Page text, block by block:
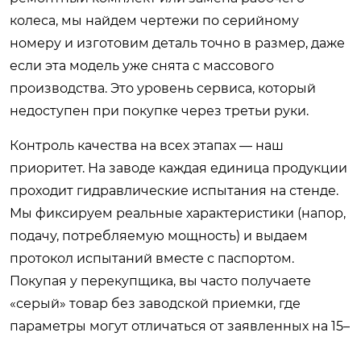
колеса, мы найдем чертежи по серийному
номеру и изготовим деталь точно в размер, даже
если эта модель уже снята с массового
производства. Это уровень сервиса, который
недоступен при покупке через третьи руки.
Контроль качества на всех этапах — наш
приоритет. На заводе каждая единица продукции
проходит гидравлические испытания на стенде.
Мы фиксируем реальные характеристики (напор,
подачу, потребляемую мощность) и выдаем
протокол испытаний вместе с паспортом.
Покупая у перекупщика, вы часто получаете
«серый» товар без заводской приемки, где
параметры могут отличаться от заявленных на 15–